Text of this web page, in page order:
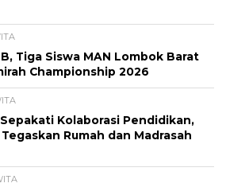
Tiga Siswa MAN Lombok Barat
Championship 2026
Kolaborasi Pendidikan,
Rumah dan Madrasah